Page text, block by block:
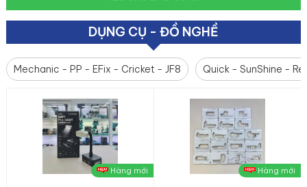
DỤNG CỤ - ĐỒ NGHỀ
Mechanic - PP - EFix - Cricket - JF8 Quick - SunShine -
Hàng mới Hàng mới